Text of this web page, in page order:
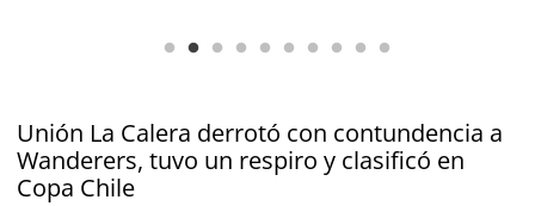
Unión La Calera derrotó con contundencia a
Wanderers, tuvo un respiro y clasificó en
Copa Chile